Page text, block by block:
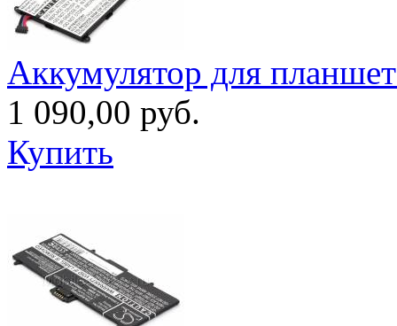
Аккумулятор для
1 090,00 руб.
Купить